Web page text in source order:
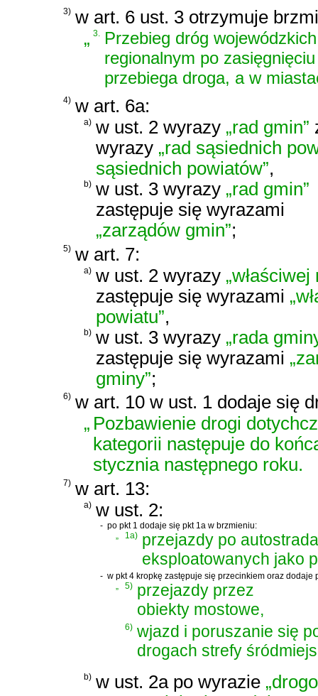
3) w art. 6 ust. 3 otrzymuje
„3. Przebieg dróg
regionalnym po
przebiega droga, a w
4) w art. 6a:
a) w ust. 2 wyrazy „rad gmin”
wyrazy „rad sąsiednich
sąsiednich powiatów”,
b) w ust. 3 wyrazy „rad gmin”
zastępuje się wyrazami
„zarządów gmin”;
5) w art. 7:
a) w ust. 2 wyrazy
zastępuje się wyrazami
powiatu”,
b) w ust. 3 wyrazy „rada
zastępuje się wyrazami
gminy”;
6) w art. 10 w ust. 1 dodaje się
„Pozbawienie drogi
kategorii następuje do
stycznia następnego roku.
7) w art. 13:
a) w ust. 2:
- po pkt 1 dodaje się pkt 1a w brzmieniu:
1a) przejazdy po
eksploatowanych jako
- w pkt 4 kropkę zastępuje się przecinkiem oraz dodaje
„
5) przejazdy przez
obiekty mostowe,
6) wjazd i poruszanie się
drogach strefy
b) w ust. 2a po wyrazie